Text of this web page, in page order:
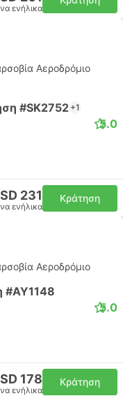
ενήλικα
Αεροδρόμιο
#SK2752+1
5.0
231
ενήλικα
Κράτηση
Αεροδρόμιο
#AY1148
5.0
178
ενήλικα
Κράτηση